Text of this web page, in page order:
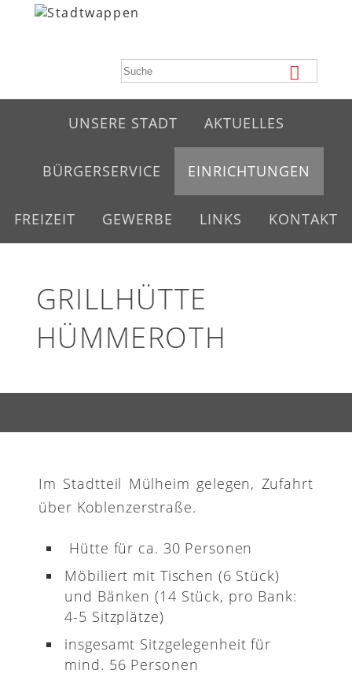
UNSERE STADT AKTUELLES
BÜRGERSERVICE EINRICHTUNGEN
FREIZEIT GEWERBE LINKS KONTAKT
GRILLHÜTTE
HÜMMEROTH
Im Stadtteil Mülheim gelegen, Zufahrt
über Koblenzerstraße.
Hütte für ca. 30 Personen
Möbiliert mit Tischen (6 Stück)
und Bänken (14 Stück, pro Bank:
4-5 Sitzplätze)
insgesamt Sitzgelegenheit für
mind. 56 Personen